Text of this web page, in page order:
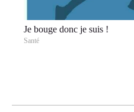
Je bouge donc je suis !
Santé